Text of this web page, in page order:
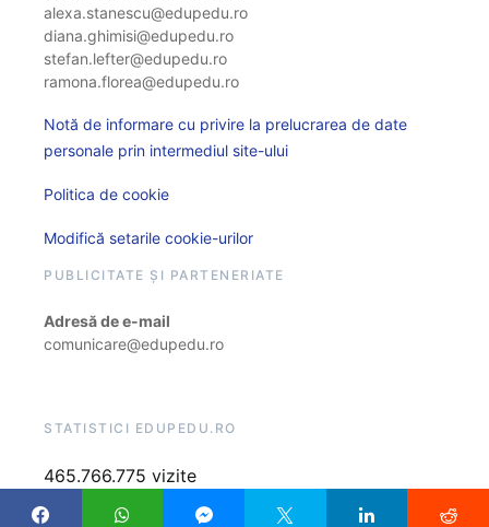
alexa.stanescu@edupedu.ro
diana.ghimisi@edupedu.ro
stefan.lefter@edupedu.ro
ramona.florea@edupedu.ro
Notă de informare cu privire la prelucrarea de date
personale prin intermediul site-ului
Politica de cookie
Modifică setarile cookie-urilor
PUBLICITATE ȘI PARTENERIATE
Adresă de e-mail
comunicare@edupedu.ro
STATISTICI EDUPEDU.RO
465.766.775 vizite